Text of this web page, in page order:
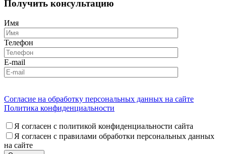
Получить консультацию
Имя
Телефон
E-mail
Согласие на обработку персональных данных на сайте
Политика конфиденциальности
Я согласен с политикой конфиденциальности сайта
Я согласен с правилами обработки персональных данных
на сайте